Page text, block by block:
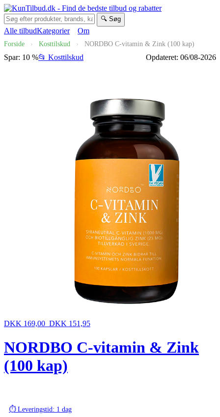
🔍 Søg
Alle tilbudKategorier Om
Forside › Kosttilskud › NORDBO C-vitamin & Zink (100 kap)
Spar: 10 %📂 Kosttilskud Opdateret: 06/08-2026
DKK 169,00 DKK 151,95
NORDBO C-vitamin & Zink
(100 kap)
⏱️ Leveringstid: 1 dag